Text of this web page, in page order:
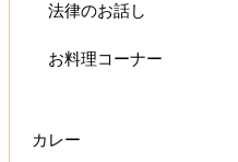
法律のお話し
お料理コーナー
カレー